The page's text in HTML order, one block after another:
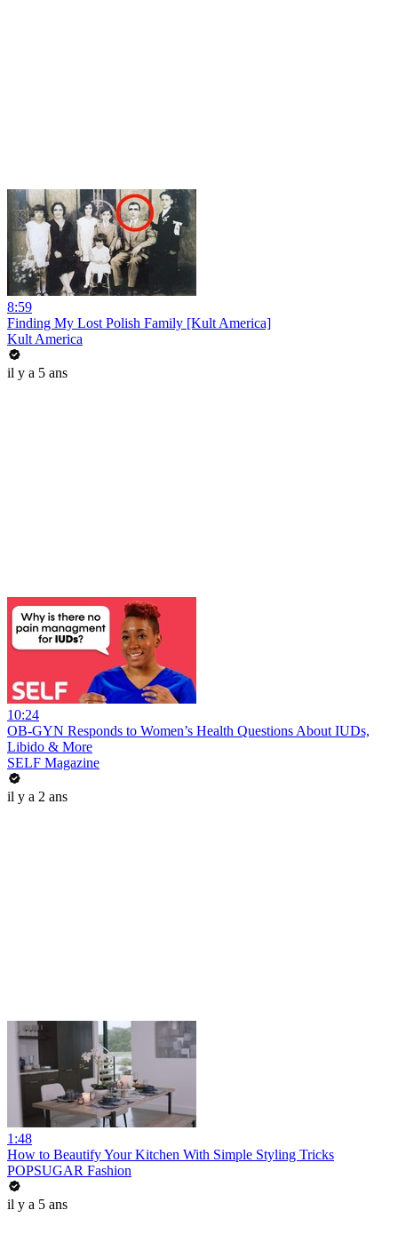
8:59
Finding My Lost Polish Family [Kult America]
Kult America
il y a 5 ans
10:24
OB-GYN Responds to Women’s Health Questions About IUDs,
Libido & More
SELF Magazine
il y a 2 ans
1:48
How to Beautify Your Kitchen With Simple Styling Tricks
POPSUGAR Fashion
il y a 5 ans